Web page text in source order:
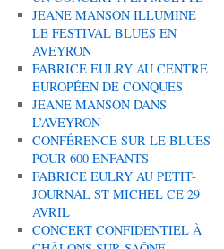
JEANE MANSON ILLUMINE
LE FESTIVAL BLUES EN
AVEYRON
FABRICE EULRY AU CENTRE
EUROPÉEN DE CONQUES
JEANE MANSON DANS
L’AVEYRON
CONFÉRENCE SUR LE BLUES
POUR 600 ENFANTS
FABRICE EULRY AU PETIT-
JOURNAL ST MICHEL CE 29
AVRIL
CONCERT CONFIDENTIEL À